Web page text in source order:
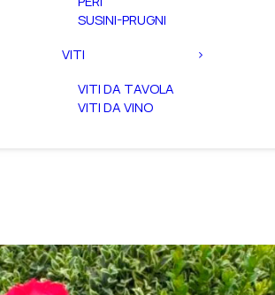
SUSINI-PRUGNI
VITI
VITI DA TAVOLA
VITI DA VINO